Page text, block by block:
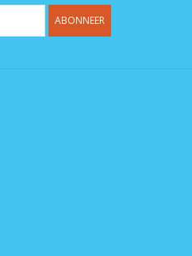
ABONNEER